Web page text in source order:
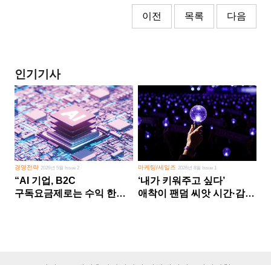
이전 목록 다음
인기기사
경영전략 2026년 5월 Issue 2
“AI 기업, B2C
구독요금제로는 수익 한계
마케팅/세일즈 2026년 8월 Issue 1
‘내가 키워주고 싶다’
애착이 팬덤 씨앗 시간·감정